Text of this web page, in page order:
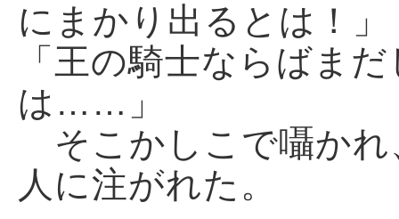
にまかり出るとは！」
「王の騎士ならばま
は……」
そこかしこで囁かれ
人に注がれた。